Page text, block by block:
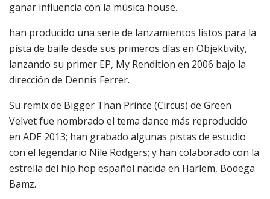
ganar influencia con la música house.
han producido una serie de lanzamientos listos para la
pista de baile desde sus primeros días en Objektivity,
lanzando su primer EP, My Rendition en 2006 bajo la
dirección de Dennis Ferrer.
Su remix de Bigger Than Prince (Circus) de Green
Velvet fue nombrado el tema dance más reproducido
en ADE 2013; han grabado algunas pistas de estudio
con el legendario Nile Rodgers; y han colaborado con la
estrella del hip hop español nacida en Harlem, Bodega
Bamz.